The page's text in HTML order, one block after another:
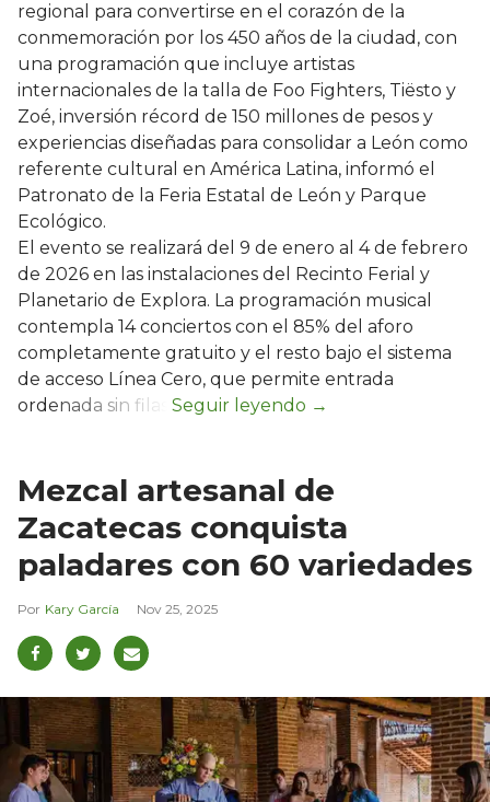
regional para convertirse en el corazón de la
conmemoración por los 450 años de la ciudad, con
una programación que incluye artistas
internacionales de la talla de Foo Fighters, Tiësto y
Zoé, inversión récord de 150 millones de pesos y
experiencias diseñadas para consolidar a León como
referente cultural en América Latina, informó el
Patronato de la Feria Estatal de León y Parque
Ecológico.
El evento se realizará del 9 de enero al 4 de febrero
de 2026 en las instalaciones del Recinto Ferial y
Planetario de Explora. La programación musical
contempla 14 conciertos con el 85% del aforo
completamente gratuito y el resto bajo el sistema
de acceso Línea Cero, que permite entrada
ordenada sin filas.
Mezcal artesanal de
Zacatecas conquista
paladares con 60 variedades
Kary García Nov 25, 2025